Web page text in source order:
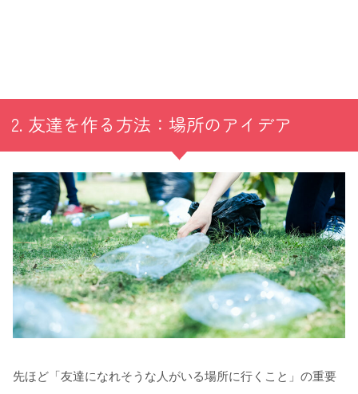
2. 友達を作る方法：場所のアイデア
先ほど「友達になれそうな人がいる場所に行くこと」の重要